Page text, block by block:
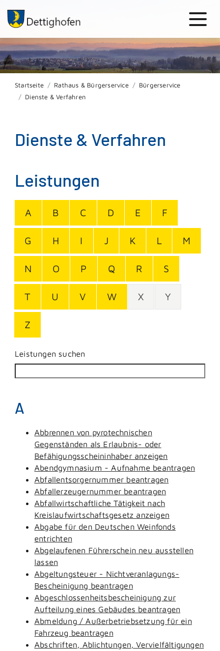
Startseite Rathaus & Bürgerservice
Bürgerservice
Dienste & Verfahren
Dienste & Verfahren
Leistungen
A B C D E F
G H I J K L M
N O P Q R S
T U V W X Y
Z
Leistungen suchen
A
Abbrennen von pyrotechnischen
Gegenständen als Erlaubnis- oder
Befähigungsscheininhaber anzeigen
Abendgymnasium - Aufnahme beantragen
Abfallentsorgernummer beantragen
Abfallerzeugernummer beantragen
Abfallwirtschaftliche Tätigkeit nach
Kreislaufwirtschaftsgesetz anzeigen
Abgabe für den Deutschen Weinfonds
entrichten
Abgelaufenen Führerschein neu ausstellen
lassen
Abgeltungsteuer - Nichtveranlagungs-
Bescheinigung beantragen
Abgeschlossenheitsbescheinigung zur
Aufteilung eines Gebäudes beantragen
Abmeldung / Außerbetriebsetzung für ein
Fahrzeug beantragen
Abschriften, Ablichtungen, Vervielfältigungen